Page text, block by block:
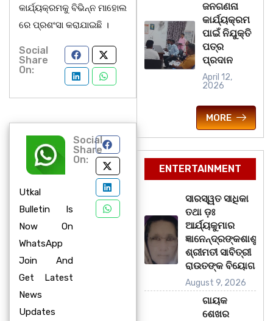
କାର୍ଯ୍ୟକ୍ରମକୁ ବିଭିନ୍ନ ମାହୋଲ
ରେ ପ୍ରଶଂସା କରାଯାଇଛି ।
Social
Share
On:
Utkal
Bulletin Is
Now On
WhatsApp
Join And
Get Latest
News
Updates
Social
Share
On:
ଜନଗଣନା
କାର୍ଯ୍ୟକ୍ରମ
ପାଇଁ ନିଯୁକ୍ତି
ପତ୍ର
ପ୍ରଦାନ
April 12,
2026
MORE
ENTERTAINMENT
ସାରସ୍ୱତ ସାଧିକା
ତଥା ଡ଼ଃ
ଆର୍ଯ୍ୟକୁମାର
ଜ୍ଞାନେନ୍ଦ୍ରଙ୍କଶାଶୁ
ଶ୍ରୀମତୀ ସାବିତ୍ରୀ
ରାଉତଙ୍କ ବିୟୋଗ
August 9, 2026
ଗାୟକ
ଶେଖର